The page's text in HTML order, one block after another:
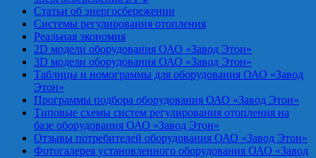
Статьи об энергосбережении
Системы регулирования отопления
Реальная экономия
2D модели оборудования ОАО «Завод Этон»
3D модели оборудования ОАО «Завод Этон»
Таблицы и номограммы для оборудования ОАО «Завод
Этон»
Программы подбора оборудования ОАО «Завод Этон»
Типовые схемы систем регулирования отопления на
базе оборудования ОАО «Завод Этон»
Отзывы потребителей оборудования ОАО «Завод Этон»
Фотогалерея установленного оборудования ОАО «Завод